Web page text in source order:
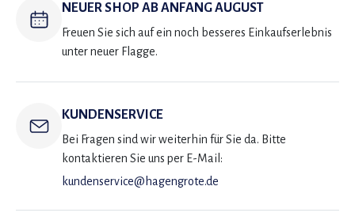
NEUER SHOP AB ANFANG AUGUST
Freuen Sie sich auf ein noch besseres Einkaufserlebnis
unter neuer Flagge.
KUNDENSERVICE
Bei Fragen sind wir weiterhin für Sie da. Bitte
kontaktieren Sie uns per E-Mail:
kundenservice@hagengrote.de